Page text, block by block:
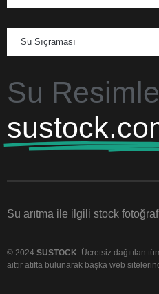
Su Sıçraması
Su
Su arıtma ile ilgili stock
© 2024 SUSTOCK. Ücretsiz dağıtılan
aittir atıfta bulunarak başka web